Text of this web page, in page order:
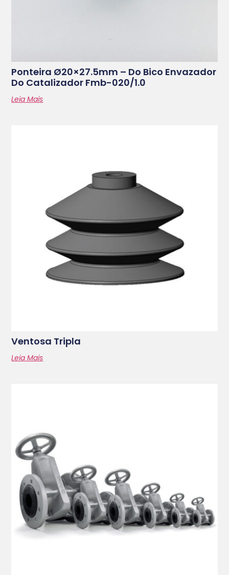
Ponteira Ø20×27.5mm – Do Bico Envazador
Do Catalizador Fmb-020/1.0
Leia Mais
Ventosa Tripla
Leia Mais